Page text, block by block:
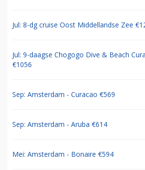
Jul: 8-dg cruise Oost Middellandse Zee
Jul: 9-daagse Chogogo Dive & Beach
€1056
Sep: Amsterdam - Curacao €569
Sep: Amsterdam - Aruba €614
Mei: Amsterdam - Bonaire €594